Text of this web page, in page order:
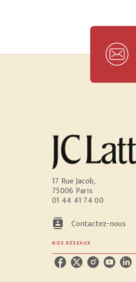
17 Rue Jacob,
75006 Paris
01 44 41 74 00
contacts Contactez-nous
NOS RÉSEAUX